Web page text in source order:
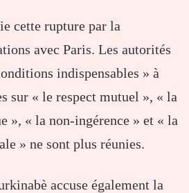
cette rupture par la
avec Paris. Les autorités
indispensables » à
sur « le respect mutuel », « la
», « la non-ingérence » et « la
» ne sont plus réunies.
accuse également la